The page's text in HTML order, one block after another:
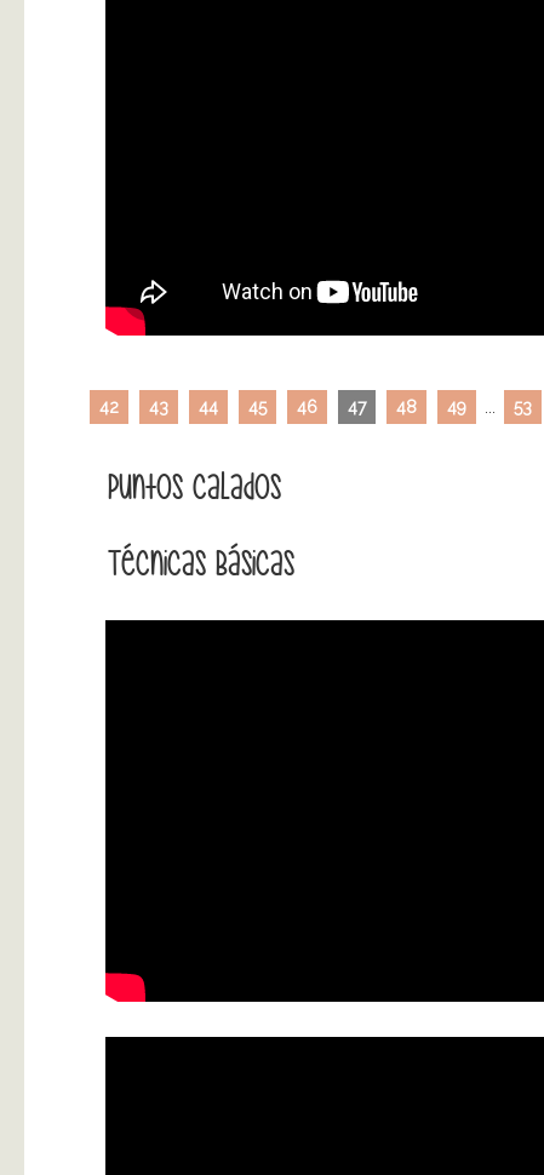
42 43 44 45 46 47 48 49 53
Puntos Calados
Técnicas Básicas